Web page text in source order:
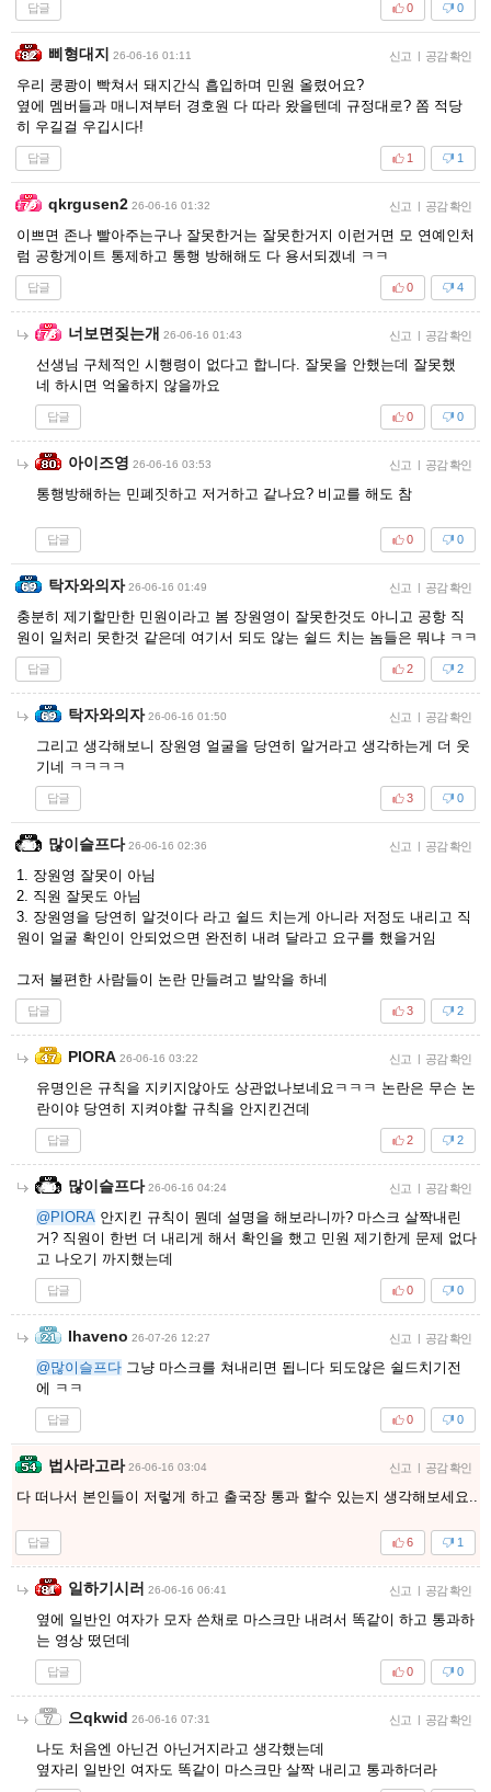
답글 0
0
삐형대지 26-06-16 01:11 신고 | 공감 확인
우리 쿵쾅이 빡쳐서 돼지간식 흡입하며 민원 올렸어요?
옆에 멤버들과 매니져부터 경호원 다 따라 왔을텐데 규정대로? 쫌 적당
히 우길걸 우깁시다!
답글 1
1
qkrgusen2 26-06-16 01:32 신고 | 공감 확인
이쁘면 존나 빨아주는구나 잘못한거는 잘못한거지 이런거면 모 연예인처
럼 공항게이트 통제하고 통행 방해해도 다 용서되겠네 ㅋㅋ
답글 4
0
너보면짖는개 26-06-16 01:43 신고 | 공감 확인
선생님 구체적인 시행령이 없다고 합니다. 잘못을 안했는데 잘못했
네 하시면 억울하지 않을까요
답글 0
0
아이즈영 26-06-16 03:53 신고 | 공감 확인
통행방해하는 민폐짓하고 저거하고 같나요? 비교를 해도 참
답글 0
0
탁자와의자 26-06-16 01:49 신고 | 공감 확인
충분히 제기할만한 민원이라고 봄 장원영이 잘못한것도 아니고 공항 직
원이 일처리 못한것 같은데 여기서 되도 않는 쉴드 치는 놈들은 뭐냐 ㅋㅋ
답글 2
2
탁자와의자 26-06-16 01:50 신고 | 공감 확인
그리고 생각해보니 장원영 얼굴을 당연히 알거라고 생각하는게 더 웃
기네 ㅋㅋㅋㅋ
답글 0
3
많이슬프다 26-06-16 02:36 신고 | 공감 확인
1. 장원영 잘못이 아님
2. 직원 잘못도 아님
3. 장원영을 당연히 알것이다 라고 쉴드 치는게 아니라 저정도 내리고 직
원이 얼굴 확인이 안되었으면 완전히 내려 달라고 요구를 했을거임
그저 불편한 사람들이 논란 만들려고 발악을 하네
답글 2
3
PIORA 26-06-16 03:22 신고 | 공감 확인
유명인은 규칙을 지키지않아도 상관없나보네요ㅋㅋㅋ 논란은 무슨 논
란이야 당연히 지켜야할 규칙을 안지킨건데
답글 2
2
많이슬프다 26-06-16 04:24 신고 | 공감 확인
@PIORA 안지킨 규칙이 뭔데 설명을 해보라니까? 마스크 살짝내린
거? 직원이 한번 더 내리게 해서 확인을 했고 민원 제기한게 문제 없다
고 나오기 까지했는데
답글 0
0
Ihaveno 26-07-26 12:27 신고 | 공감 확인
@많이슬프다 그냥 마스크를 쳐내리면 됩니다 되도않은 쉴드치기전
에 ㅋㅋ
답글 0
0
법사라고라 26-06-16 03:04 신고 | 공감 확인
다 떠나서 본인들이 저렇게 하고 출국장 통과 할수 있는지 생각해보세요..
답글 1
6
일하기시러 26-06-16 06:41 신고 | 공감 확인
옆에 일반인 여자가 모자 쓴채로 마스크만 내려서 똑같이 하고 통과하
는 영상 떴던데
답글 0
0
으qkwid 26-06-16 07:31 신고 | 공감 확인
나도 처음엔 아닌건 아닌거지라고 생각했는데
옆자리 일반인 여자도 똑같이 마스크만 살짝 내리고 통과하더라